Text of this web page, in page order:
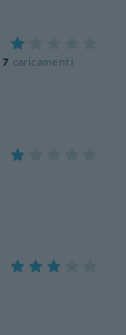
7 caricamenti